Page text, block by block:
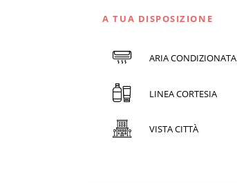
A TUA DISPOSIZIONE
ARIA CONDIZIONATA
LINEA CORTESIA
VISTA CITTÀ